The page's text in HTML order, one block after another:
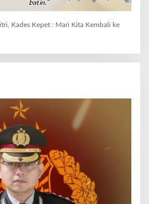
Kades Kepet : Mari Kita Kembali ke